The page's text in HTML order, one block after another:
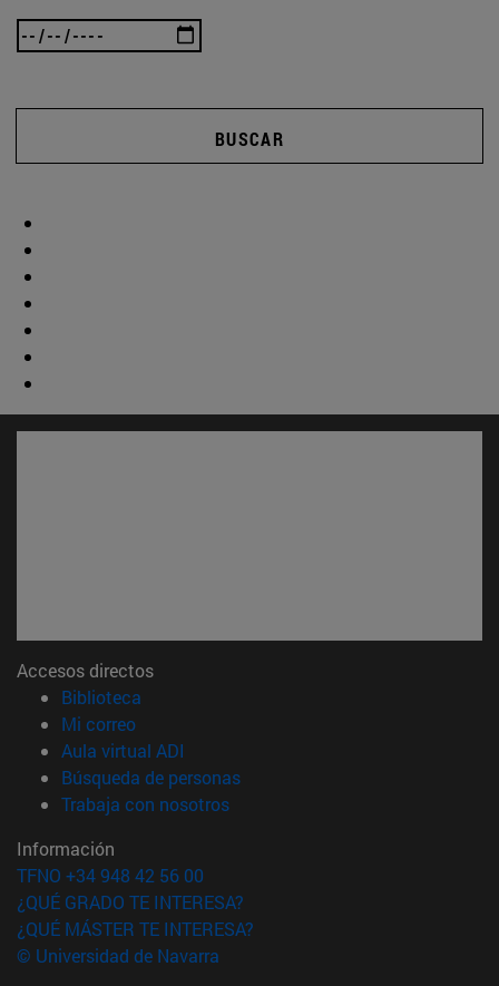
BUSCAR
Accesos directos
Biblioteca
Mi correo(abre en nueva ventana)
Aula virtual ADI
Búsqueda de personas(abre en nueva ventana)
Trabaja con nosotros(abre en nueva ventana)
Información
TFNO +34 948 42 56 00
¿QUÉ GRADO TE INTERESA?
¿QUÉ MÁSTER TE INTERESA?
© Universidad de Navarra